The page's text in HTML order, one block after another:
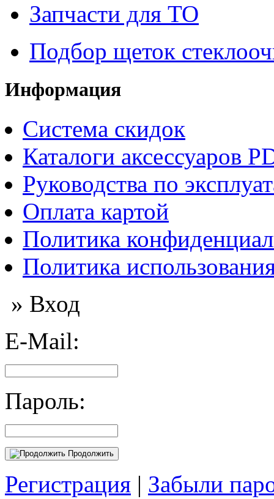
Запчасти для ТО
Подбор щеток
Информация
Система скидок
Каталоги аксессуаров
Руководства по
Оплата картой
Политика
Политика
» Вход
E-Mail:
Пароль:
Продолжить
Регистрация | Забыли